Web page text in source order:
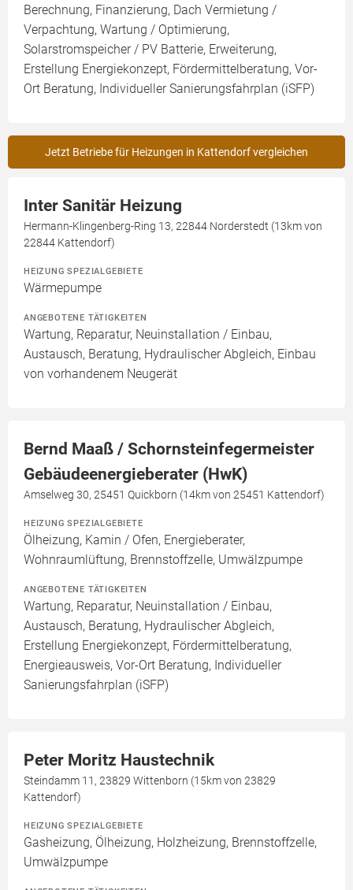
Berechnung, Finanzierung, Dach Vermietung /
Verpachtung, Wartung / Optimierung,
Solarstromspeicher / PV Batterie, Erweiterung,
Erstellung Energiekonzept, Fördermittelberatung, Vor-
Ort Beratung, Individueller Sanierungsfahrplan (iSFP)
Jetzt Betriebe für Heizungen in Kattendorf vergleichen
Inter Sanitär Heizung
Hermann-Klingenberg-Ring 13, 22844 Norderstedt (13km von
22844 Kattendorf)
HEIZUNG SPEZIALGEBIETE
Wärmepumpe
ANGEBOTENE TÄTIGKEITEN
Wartung, Reparatur, Neuinstallation / Einbau,
Austausch, Beratung, Hydraulischer Abgleich, Einbau
von vorhandenem Neugerät
Bernd Maaß / Schornsteinfegermeister
Gebäudeenergieberater (HwK)
Amselweg 30, 25451 Quickborn (14km von 25451 Kattendorf)
HEIZUNG SPEZIALGEBIETE
Ölheizung, Kamin / Ofen, Energieberater,
Wohnraumlüftung, Brennstoffzelle, Umwälzpumpe
ANGEBOTENE TÄTIGKEITEN
Wartung, Reparatur, Neuinstallation / Einbau,
Austausch, Beratung, Hydraulischer Abgleich,
Erstellung Energiekonzept, Fördermittelberatung,
Energieausweis, Vor-Ort Beratung, Individueller
Sanierungsfahrplan (iSFP)
Peter Moritz Haustechnik
Steindamm 11, 23829 Wittenborn (15km von 23829
Kattendorf)
HEIZUNG SPEZIALGEBIETE
Gasheizung, Ölheizung, Holzheizung, Brennstoffzelle,
Umwälzpumpe